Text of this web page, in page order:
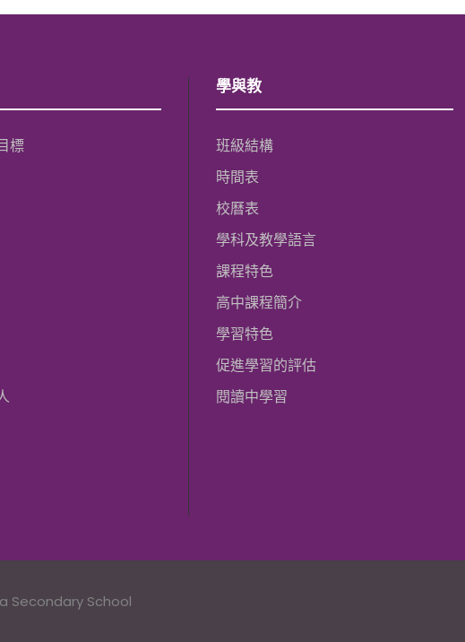
標
學與教
班級結構
時間表
校曆表
學科及教學語言
課程特色
高中課程簡介
學習特色
促進學習的評估
閱讀中學習
Secondary School